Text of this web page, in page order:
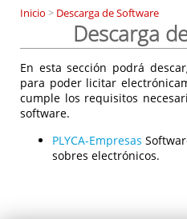
Inicio > Descarga de Software
Descarga
En esta sección podrá
para poder licitar
cumple los requisitos
software.
PLYCA-Empresas
sobres electrónicos.